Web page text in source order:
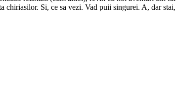
chiriasilor. Si, ce sa vezi. Vad puii singurei. A, dar